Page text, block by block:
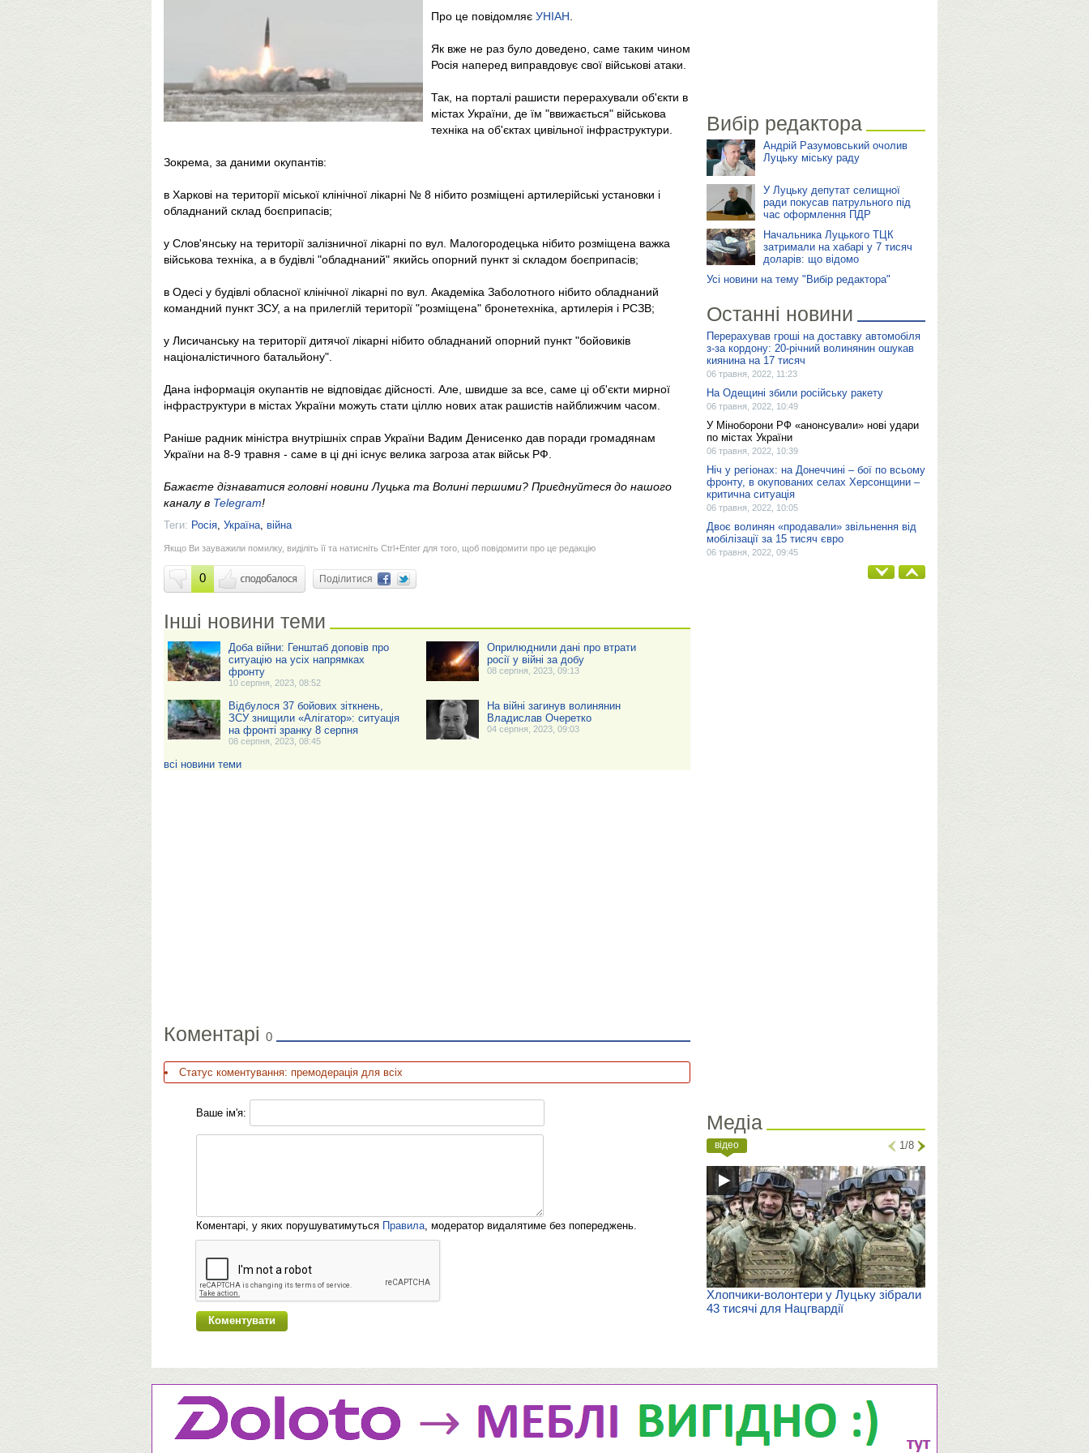
Про це повідомляє УНІАН
Як вже не раз було доведено, саме таким чином
Росія наперед виправдовує свої військові атаки.
Так, на порталі рашисти перерахували об'єкти в
містах України, де їм "ввижається" військова
техніка на об'єктах цивільної інфраструктури.
Зокрема, за даними окупантів:
в Харкові на території міської клінічної лікарні № 8 нібито розміщені артилерійські установки і
обладнаний склад боєприпасів;
у Слов'янську на території залізничної лікарні по вул. Малогородецька нібито розміщена важка
військова техніка, а в будівлі "обладнаний" якийсь опорний пункт зі складом боєприпасів;
в Одесі у будівлі обласної клінічної лікарні по вул. Академіка Заболотного нібито обладнаний
командний пункт ЗСУ, а на прилеглій території "розміщена" бронетехніка, артилерія і РСЗВ;
у Лисичанську на території дитячої лікарні нібито обладнаний опорний пункт "бойовиків
націоналістичного батальйону".
Дана інформація окупантів не відповідає дійсності. Але, швидше за все, саме ці об'єкти мирної
інфраструктури в містах України можуть стати ціллю нових атак рашистів найближчим часом.
Раніше радник міністра внутрішніх справ України Вадим Денисенко дав поради громадянам
України на 8-9 травня - саме в ці дні існує велика загроза атак військ РФ.
Бажаєте дізнаватися головні новини Луцька та Волині першими? Приєднуйтеся до нашого
каналу в Telegram!
Теги: Росія, Україна, війна
Якщо Ви зауважили помилку, виділіть її та натисніть Ctrl+Enter для того, щоб повідомити про це редакцію
0 Поділитися
Інші новини теми
Доба війни: Генштаб доповів про
ситуацію на усіх напрямках
фронту
10 серпня, 2023, 08:52
Оприлюднили дані про втрати
росії у війні за добу
08 серпня, 2023, 09:13
Відбулося 37 бойових зіткнень,
ЗСУ знищили «Алігатор»: ситуація
на фронті зранку 8 серпня
08 серпня, 2023, 08:45
На війні загинув волинянин
Владислав Очеретко
04 серпня, 2023, 09:03
всі новини теми
Коментарі 0
Статус коментування: премодерація для всіх
Ваше ім'я:
Коментарі, у яких порушуватимуться Правила, модератор видалятиме без попереджень.
Вибір редактора
Андрій Разумовський очолив
Луцьку міську раду
У Луцьку депутат селищної
ради покусав патрульного під
час оформлення ПДР
Начальника Луцького ТЦК
затримали на хабарі у 7 тисяч
доларів: що відомо
Усі новини на тему "Вибір редактора"
Останні новини
Перерахував гроші на доставку автомобіля
з-за кордону: 20-річний волинянин ошукав
киянина на 17 тисяч
06 травня, 2022, 11:23
На Одещині збили російську ракету
06 травня, 2022, 10:49
У Міноборони РФ «анонсували» нові удари
по містах України
06 травня, 2022, 10:39
Ніч у регіонах: на Донеччині – бої по всьому
фронту, в окупованих селах Херсонщини –
критична ситуація
06 травня, 2022, 10:05
Двоє волинян «продавали» звільнення від
мобілізації за 15 тисяч євро
06 травня, 2022, 09:45
Медіа
відео 1/8
Хлопчики-волонтери у Луцьку зібрали
43 тисячі для Нацгвардії